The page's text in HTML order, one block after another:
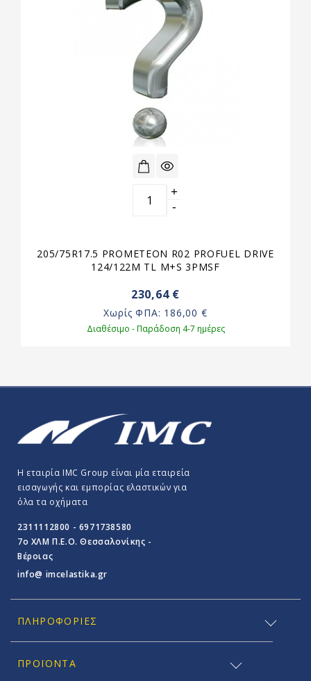
+
-
205/75R17.5 PROMETEON R02 PROFUEL DRIVE
124/122M TL M+S 3PMSF
230,64 €
Χωρίς ΦΠΑ: 186,00 €
Διαθέσιμο - Παράδοση 4-7 ημέρες
Η εταιρία IMC Group είναι μία εταιρεία
εισαγωγής και εμπορίας ελαστικών για
όλα τα οχήματα
2311112800 - 6971738580
7o ΧΛΜ Π.E.O. Θεσσαλονίκης -
Βέροιας
info@ imcelastika.gr
ΠΛΗΡΟΦΟΡΊΕΣ
ΠΡΟΪΟΝΤΑ